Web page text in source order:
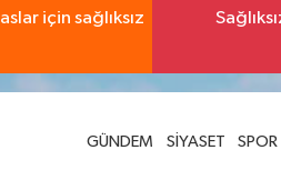
için sağlıksız
GÜNDEM SİYASET SPOR